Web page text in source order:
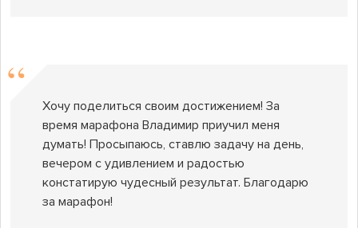
Хочу поделиться своим достижением! За
время марафона Владимир приучил меня
думать! Просыпаюсь, ставлю задачу на день,
вечером с удивлением и радостью
констатирую чудесный результат. Благодарю
за марафон!